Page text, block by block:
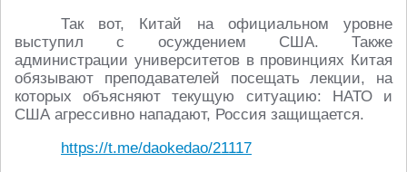
Так вот, Китай на официальном уровне
выступил с осуждением США. Также
администрации университетов в провинциях Китая
обязывают преподавателей посещать лекции, на
которых объясняют текущую ситуацию: НАТО и
США агрессивно нападают, Россия защищается.
https://t.me/daokedao/21117